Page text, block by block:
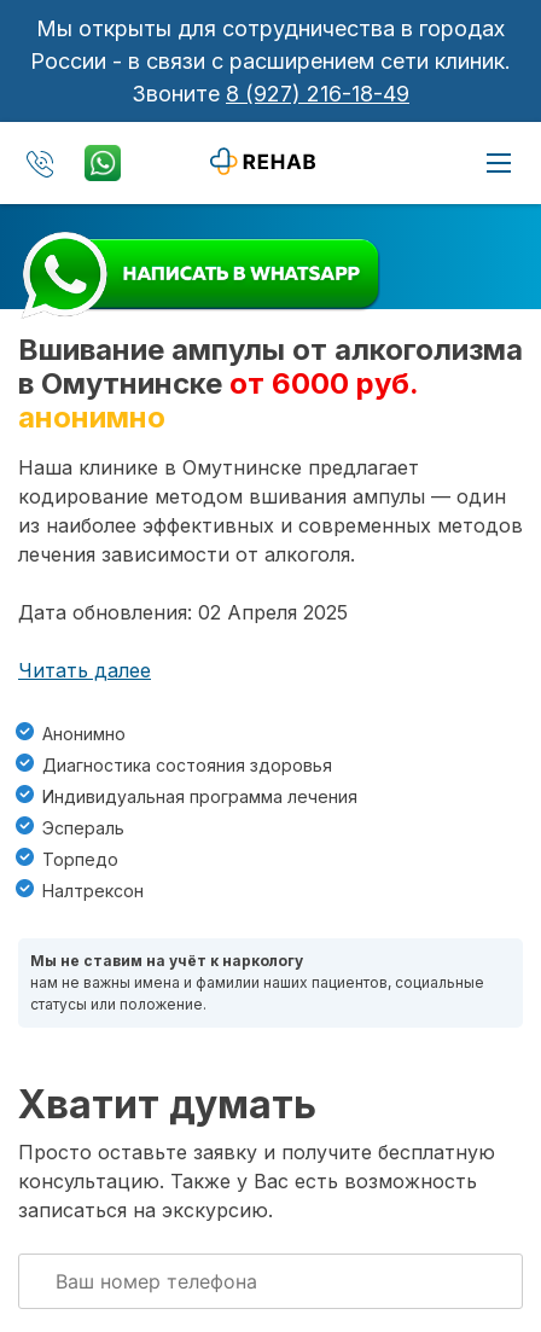
Мы открыты для сотрудничества в городах
России - в связи с расширением сети клиник.
Звоните 8 (927) 216-18-49
Вшивание ампулы от алкоголизма
в Омутнинске от 6000 руб.
анонимно
Наша клинике в Омутнинске предлагает
кодирование методом вшивания ампулы — один
из наиболее эффективных и современных методов
лечения зависимости от алкоголя.
Дата обновления: 02 Апреля 2025
Читать далее
Анонимно
Диагностика состояния здоровья
Индивидуальная программа лечения
Эспераль
Торпедо
Налтрексон
Мы не ставим на учёт к наркологу
нам не важны имена и фамилии наших пациентов, социальные
статусы или положение.
Хватит думать
Просто оставьте заявку и получите бесплатную
консультацию. Также у Вас есть возможность
записаться на экскурсию.